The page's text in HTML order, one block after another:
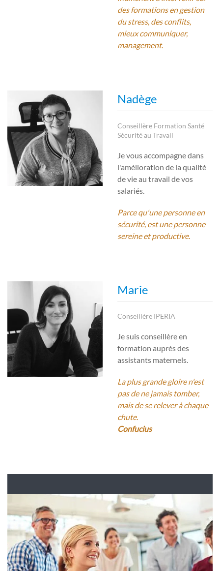
des formations en gestion
du stress, des conflits,
mieux communiquer,
management.
Nadège
Conseillère Formation Santé
Sécurité au Travail
Je vous accompagne dans
l'amélioration de la qualité
de vie au travail de vos
salariés.
Parce qu'une personne en
sécurité, est une personne
sereine et productive.
Marie
Conseillère IPERIA
Je suis conseillère en
formation auprès des
assistants maternels.
La plus grande gloire n'est
pas de ne jamais tomber,
mais de se relever à chaque
chute.
Confucius